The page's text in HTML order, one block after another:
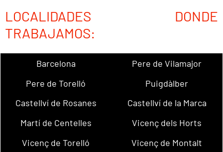
LOCALIDADES DONDE
TRABAJAMOS:
Barcelona
Pere de Vilamajor
Pere de Torelló
Puigdàlber
Castellví de Rosanes
Castellví de la Marca
Martí de Centelles
Vicenç dels Horts
Vicenç de Torelló
Vicenç de Montalt